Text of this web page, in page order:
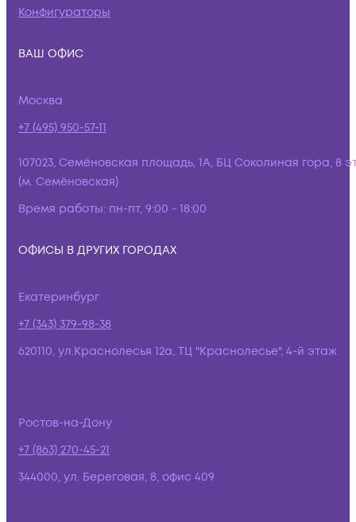
Конфигураторы
ВАШ ОФИС
Москва
+7 (495) 950-57-11
107023, Семёновская площадь, 1А, БЦ Соколиная гора, 8
(м. Семёновская)
Время работы: пн-пт, 9:00 - 18:00
ОФИСЫ В ДРУГИХ ГОРОДАХ
Екатеринбург
+7 (343) 379-98-38
620110, ул.Краснолесья 12а, ТЦ "Краснолесье", 4-й этаж
Ростов-на-Дону
+7 (863) 270-45-21
344000, ул. Береговая, 8, офис 409